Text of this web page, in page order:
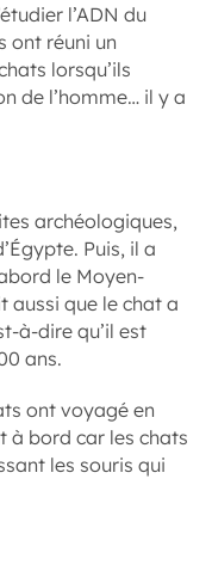
l’ADN du
ont réuni un
lorsqu’ils
de l’homme… il y a
archéologiques,
Puis, il a
le Moyen-
aussi que le chat a
à-dire qu’il est
ans.
ont voyagé en
à bord car les chats
les souris qui